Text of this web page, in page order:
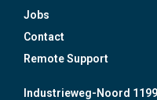
Jobs
Contact
Remote Support
Industrieweg-Noord 1199